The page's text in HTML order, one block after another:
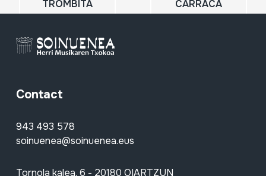
TROMBITA CARRACA
Contact
943 493 578
soinuenea@soinuenea.eus
Tornola kalea, 6 - 20180 OIARTZUN